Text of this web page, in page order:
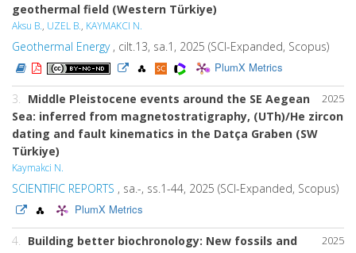
geothermal field (Western Türkiye)
Aksu B., UZEL B., KAYMAKCI N.
Geothermal Energy, cilt.13, sa.1, 2025 (SCI-Expanded, Scopus)
PlumX Metrics
2025
3. Middle Pleistocene events around the SE Aegean
Sea: inferred from magnetostratigraphy, (UTh)/He zircon
dating and fault kinematics in the Datça Graben (SW
Türkiye)
Kaymakci N.
SCIENTIFIC REPORTS , sa.-, ss.1-44, 2025 (SCI-Expanded, Scopus)
PlumX Metrics
2025
4. Building better biochronology: New fossils and